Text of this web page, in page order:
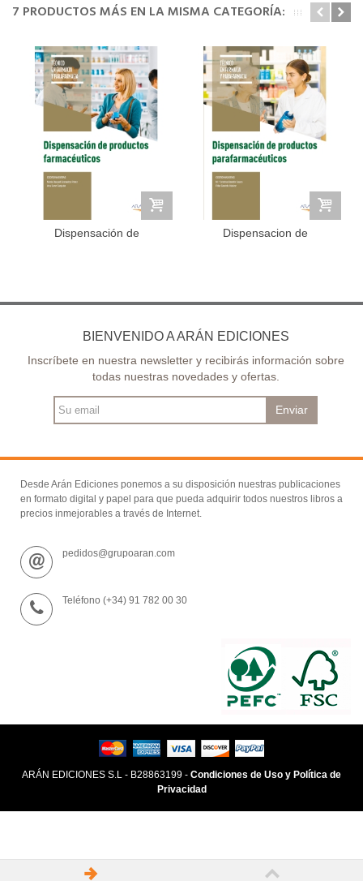
7 PRODUCTOS MÁS EN LA MISMA CATEGORÍA:
Dispensación de
Dispensacion de
BIENVENIDO A ARÁN EDICIONES
Inscríbete en nuestra newsletter y recibirás información sobre
todas nuestras novedades y ofertas.
Enviar
Desde Arán Ediciones ponemos a su disposición nuestras publicaciones
en formato digital y papel para que pueda adquirir todos nuestros libros a
precios inmejorables a través de Internet.
pedidos@grupoaran.com
Teléfono (+34) 91 782 00 30
ARÁN EDICIONES S.L - B28863199 - Condiciones de Uso y Política de
Privacidad